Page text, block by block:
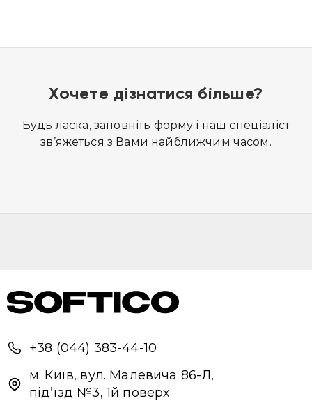
Хочете дізнатися більше?
Будь ласка, заповніть форму і наш спеціаліст
зв’яжеться з Вами найближчим часом.
+38 (044) 383-44-10
м. Київ, вул. Малевича 86-Л,
під’їзд №3, 1й поверх